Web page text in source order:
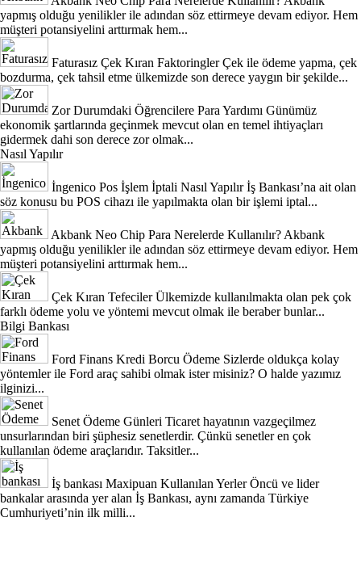
yapmış olduğu yenilikler ile adından söz ettirmeye devam ediyor. Hem
müşteri potansiyelini arttırmak hem...
Faturasız Çek Kıran Faktoringler Çek ile ödeme yapma, çek
bozdurma, çek tahsil etme ülkemizde son derece yaygın bir şekilde...
Zor Durumdaki Öğrencilere Para Yardımı Günümüz
ekonomik şartlarında geçinmek mevcut olan en temel ihtiyaçları
gidermek dahi son derece zor olmak...
Nasıl Yapılır
İngenico Pos İşlem İptali Nasıl Yapılır İş Bankası’na ait olan
söz konusu bu POS cihazı ile yapılmakta olan bir işlemi iptal...
Akbank Neo Chip Para Nerelerde Kullanılır? Akbank
yapmış olduğu yenilikler ile adından söz ettirmeye devam ediyor. Hem
müşteri potansiyelini arttırmak hem...
Çek Kıran Tefeciler Ülkemizde kullanılmakta olan pek çok
farklı ödeme yolu ve yöntemi mevcut olmak ile beraber bunlar...
Bilgi Bankası
Ford Finans Kredi Borcu Ödeme Sizlerde oldukça kolay
yöntemler ile Ford araç sahibi olmak ister misiniz? O halde yazımız
ilginizi...
Senet Ödeme Günleri Ticaret hayatının vazgeçilmez
unsurlarından biri şüphesiz senetlerdir. Çünkü senetler en çok
kullanılan ödeme araçlarıdır. Taksitler...
İş bankası Maxipuan Kullanılan Yerler Öncü ve lider
bankalar arasında yer alan İş Bankası, aynı zamanda Türkiye
Cumhuriyeti’nin ilk milli...